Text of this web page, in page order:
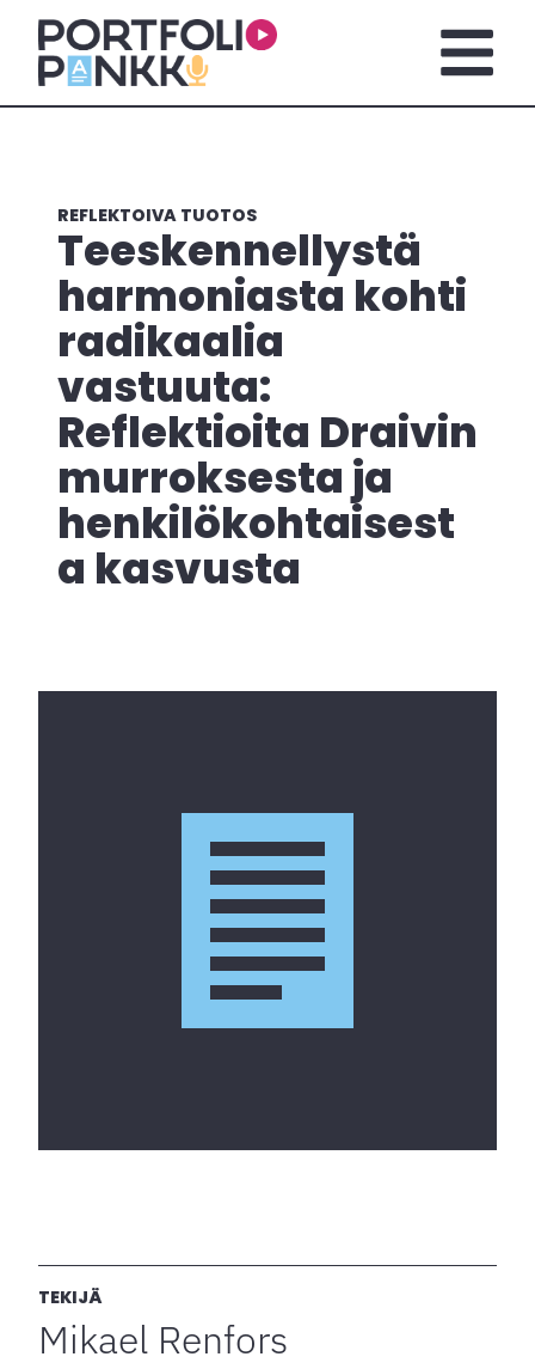
Siirry sisältöön
REFLEKTOIVA TUOTOS
Teeskennellystä
harmoniasta kohti
radikaalia
vastuuta:
Reflektioita Draivin
murroksesta ja
henkilökohtaisest
a kasvusta
TEKIJÄ
Mikael Renfors